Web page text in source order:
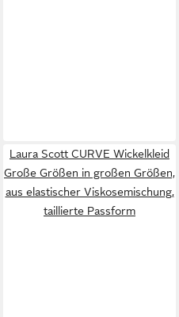
Laura Scott CURVE Wickelkleid
Große Größen in großen Größen,
aus elastischer Viskosemischung,
taillierte Passform